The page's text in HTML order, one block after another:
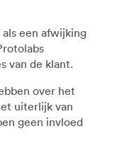
een afwijking
van de klant.
over het
uiterlijk van
geen invloed